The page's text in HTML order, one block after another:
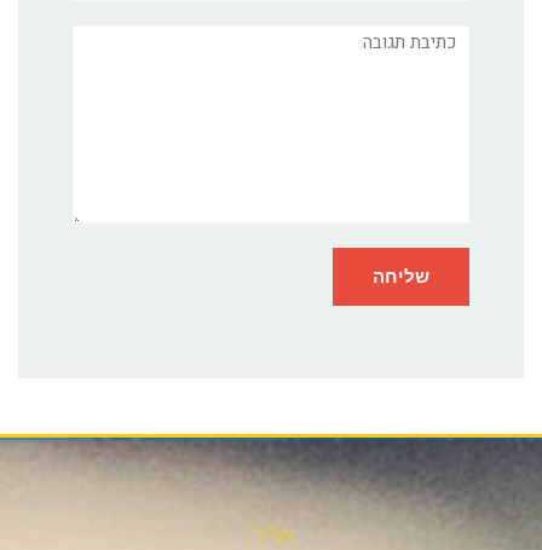
תגובה
אודות